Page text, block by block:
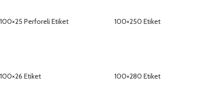
100×25 Perforeli Etiket 100×250 Etiket
100×26 Etiket 100×280 Etiket